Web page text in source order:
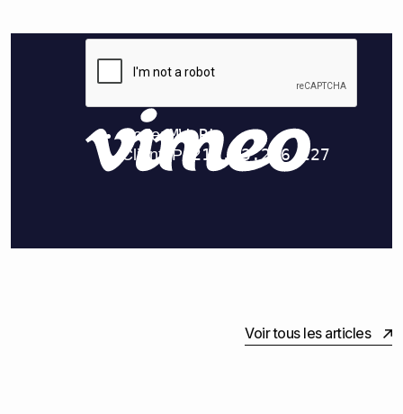
Voir tous les articles